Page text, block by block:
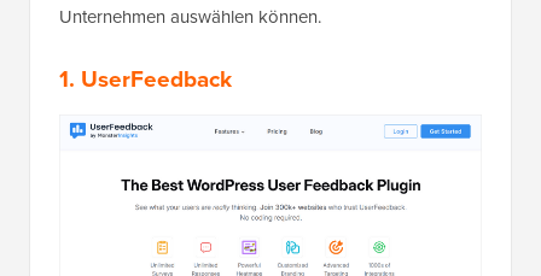
Unternehmen auswählen können.
1. UserFeedback